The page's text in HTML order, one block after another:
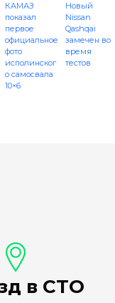
КАМАЗ
показал
первое
официальное
фото
исполинског
о самосвала
10×6
Новый
Nissan
Qashqai
замечен во
время
тестов
в СТО